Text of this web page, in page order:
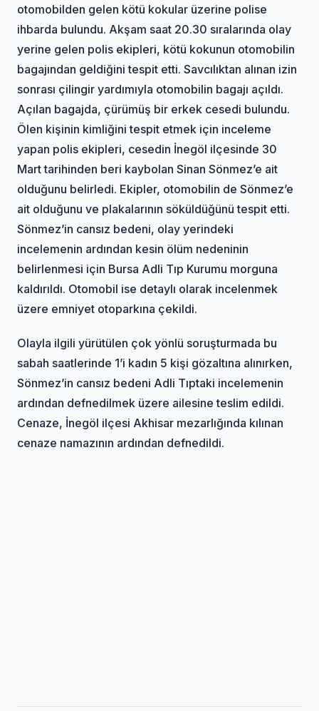
otomobilden gelen kötü kokular üzerine polise
ihbarda bulundu. Akşam saat 20.30 sıralarında olay
yerine gelen polis ekipleri, kötü kokunun otomobilin
bagajından geldiğini tespit etti. Savcılıktan alınan izin
sonrası çilingir yardımıyla otomobilin bagajı açıldı.
Açılan bagajda, çürümüş bir erkek cesedi bulundu.
Ölen kişinin kimliğini tespit etmek için inceleme
yapan polis ekipleri, cesedin İnegöl ilçesinde 30
Mart tarihinden beri kaybolan Sinan Sönmez’e ait
olduğunu belirledi. Ekipler, otomobilin de Sönmez’e
ait olduğunu ve plakalarının söküldüğünü tespit etti.
Sönmez’in cansız bedeni, olay yerindeki
incelemenin ardından kesin ölüm nedeninin
belirlenmesi için Bursa Adli Tıp Kurumu morguna
kaldırıldı. Otomobil ise detaylı olarak incelenmek
üzere emniyet otoparkına çekildi.
Olayla ilgili yürütülen çok yönlü soruşturmada bu
sabah saatlerinde 1’i kadın 5 kişi gözaltına alınırken,
Sönmez’in cansız bedeni Adli Tıptaki incelemenin
ardından defnedilmek üzere ailesine teslim edildi.
Cenaze, İnegöl ilçesi Akhisar mezarlığında kılınan
cenaze namazının ardından defnedildi.